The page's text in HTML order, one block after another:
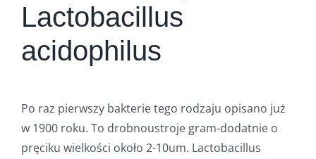
Lactobacillus
acidophilus
Po raz pierwszy bakterie tego rodzaju opisano już
w 1900 roku. To drobnoustroje gram-dodatnie o
pręciku wielkości około 2-10um. Lactobacillus